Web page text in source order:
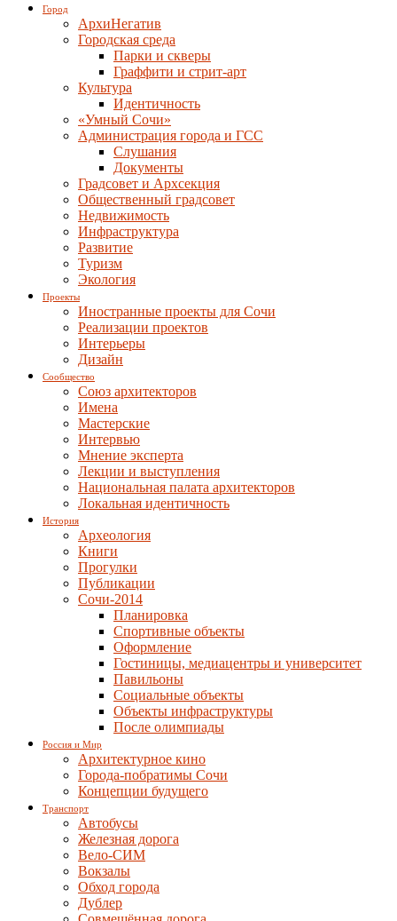
Город
АрхиНегатив
Городская среда
Парки и скверы
Граффити и стрит-арт
Культура
Идентичность
«Умный Сочи»
Администрация города и ГСС
Слушания
Документы
Градсовет и Архсекция
Общественный градсовет
Недвижимость
Инфраструктура
Развитие
Туризм
Экология
Проекты
Иностранные проекты для Сочи
Реализации проектов
Интерьеры
Дизайн
Сообщество
Союз архитекторов
Имена
Мастерские
Интервью
Мнение эксперта
Лекции и выступления
Национальная палата архитекторов
Локальная идентичность
История
Археология
Книги
Прогулки
Публикации
Сочи-2014
Планировка
Спортивные объекты
Оформление
Гостиницы, медиацентры и университет
Павильоны
Социальные объекты
Объекты инфраструктуры
После олимпиады
Россия и Мир
Архитектурное кино
Города-побратимы Сочи
Концепции будущего
Транспорт
Автобусы
Железная дорога
Вело-СИМ
Вокзалы
Обход города
Дублер